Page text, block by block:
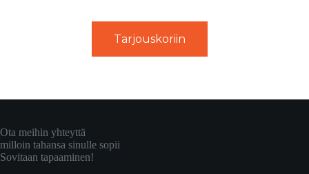
Tarjouskoriin
Ota meihin yhteyttä
milloin tahansa sinulle sopii
Sovitaan tapaaminen!